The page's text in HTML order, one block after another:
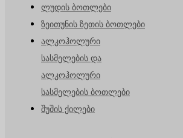
ლუდის ბოთლები
ზეითუნის ზეთის ბოთლები
ალკოჰოლური
სასმელების და
ალკოჰოლური
სასმელების ბოთლები
შუშის ქილები